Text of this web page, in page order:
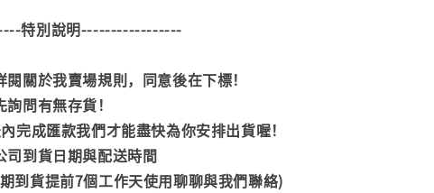
特別說明-----------------
關於我賣場規則，同意後在下標！
問有無存貨！
完成匯款我們才能盡快為你安排出貨喔！
司到貨日期與配送時間
到貨提前7個工作天使用聊聊與我們聯絡)